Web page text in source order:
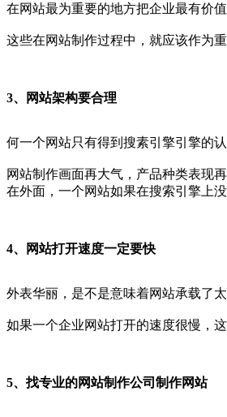
在网站最为重要的地方把企业最有价
这些在网站制作过程中，就应该作为
3、网站架构要合理
何一个网站只有得到搜素引擎引擎的
网站制作画面再大气，产品种类表现
在外面，一个网站如果在搜索引擎上
4、网站打开速度一定要快
外表华丽，是不是意味着网站承载了
如果一个企业网站打开的速度很慢，
5、找专业的网站制作公司制作网站